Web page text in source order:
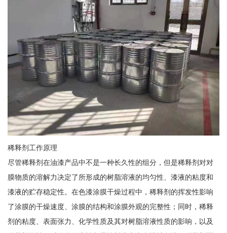
稀释剂工作原理
尽管稀释剂在油漆产品中不是一种长久性的组分，但是稀释剂对对
膜物质的溶解力决定了所形成的树脂溶液的均匀性、漆液的粘度和
漆液的贮存稳定性。在色漆涂膜干燥过程中，稀释剂的挥发性影响
了涂膜的干燥速度、涂膜的结构和涂膜外观的完整性；同时，稀释
剂的粘度、表面张力、化学性质及其对树脂溶液性质的影响，以及